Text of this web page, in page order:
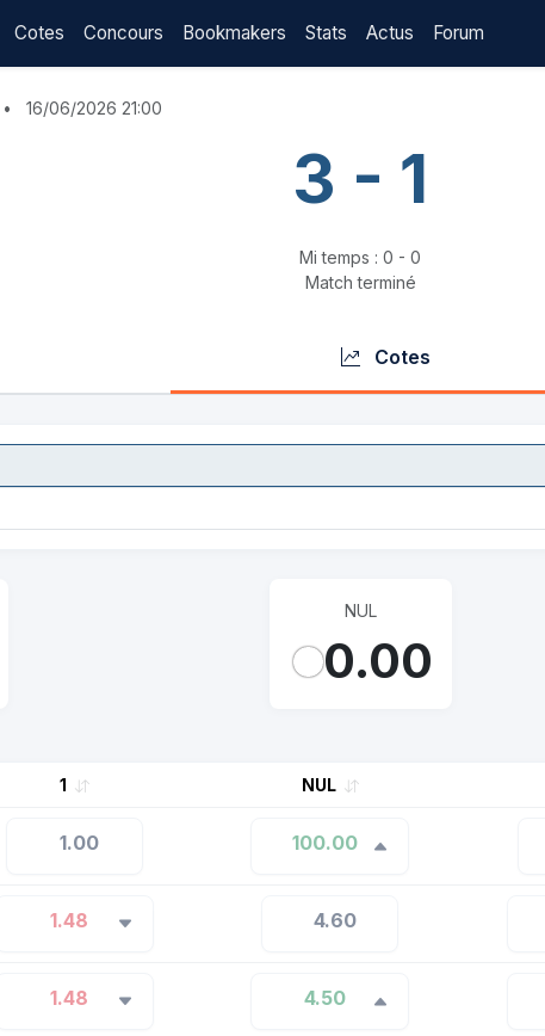
Cotes Concours Bookmakers Stats Actus Forum
• 16/06/2026 21:00
3 - 1
Mi temps : 0 - 0
Match terminé
Cotes
NUL
0.00
1 NUL
1.00 100.00
1.48 4.60
1.48 4.50